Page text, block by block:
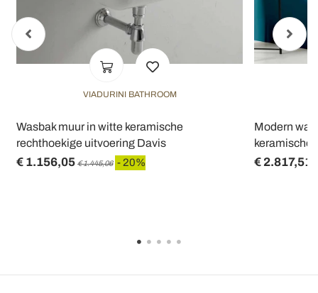
VIADURINI BATHROOM
Wasbak muur in witte keramische
rechthoekige uitvoering Davis
€ 1.156,05 € 1.445,06 - 20%
Modern
keramische
€ 2.817,51